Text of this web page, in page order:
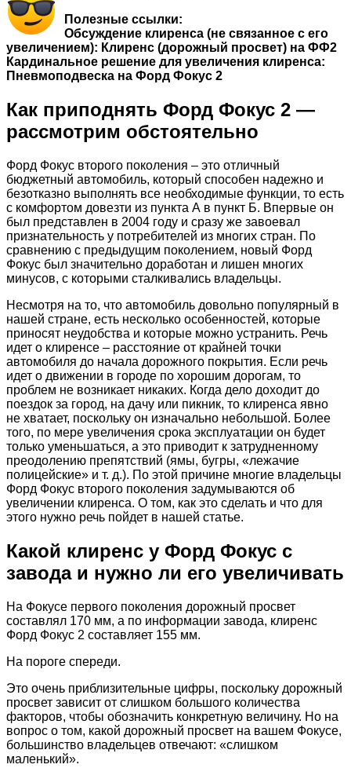
Полезные ссылки:
Обсуждение клиренса (не связанное с его
увеличением): Клиренс (дорожный просвет) на ФФ2
Кардинальное решение для увеличения клиренса:
Пневмоподвеска на Форд Фокус 2
Как приподнять Форд Фокус 2 —
рассмотрим обстоятельно
Форд Фокус второго поколения – это отличный
бюджетный автомобиль, который способен надежно и
безотказно выполнять все необходимые функции, то есть
с комфортом довезти из пункта А в пункт Б. Впервые он
был представлен в 2004 году и сразу же завоевал
признательность у потребителей из многих стран. По
сравнению с предыдущим поколением, новый Форд
Фокус был значительно доработан и лишен многих
минусов, с которыми сталкивались владельцы.
Несмотря на то, что автомобиль довольно популярный в
нашей стране, есть несколько особенностей, которые
приносят неудобства и которые можно устранить. Речь
идет о клиренсе – расстояние от крайней точки
автомобиля до начала дорожного покрытия. Если речь
идет о движении в городе по хорошим дорогам, то
проблем не возникает никаких. Когда дело доходит до
поездок за город, на дачу или пикник, то клиренса явно
не хватает, поскольку он изначально небольшой. Более
того, по мере увеличения срока эксплуатации он будет
только уменьшаться, а это приводит к затрудненному
преодолению препятствий (ямы, бугры, «лежачие
полицейские» и т. д.). По этой причине многие владельцы
Форд Фокус второго поколения задумываются об
увеличении клиренса. О том, как это сделать и что для
этого нужно речь пойдет в нашей статье.
Какой клиренс у Форд Фокус с
завода и нужно ли его увеличивать
На Фокусе первого поколения дорожный просвет
составлял 170 мм, а по информации завода, клиренс
Форд Фокус 2 составляет 155 мм.
На пороге спереди.
Это очень приблизительные цифры, поскольку дорожный
просвет зависит от слишком большого количества
факторов, чтобы обозначить конкретную величину. Но на
вопрос о том, какой дорожный просвет на вашем Фокусе,
большинство владельцев отвечают: «слишком
маленький».